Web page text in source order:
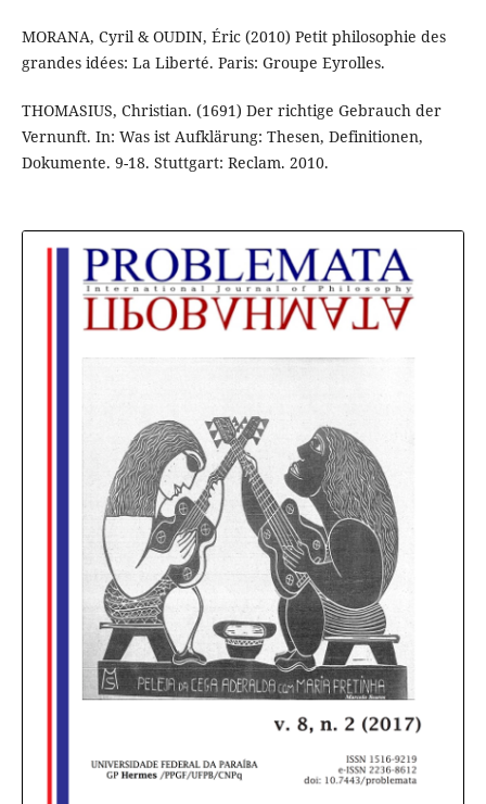
MORANA, Cyril & OUDIN, Éric (2010) Petit philosophie des
grandes idées: La Liberté. Paris: Groupe Eyrolles.
THOMASIUS, Christian. (1691) Der richtige Gebrauch der
Vernunft. In: Was ist Aufklärung: Thesen, Definitionen,
Dokumente. 9-18. Stuttgart: Reclam. 2010.